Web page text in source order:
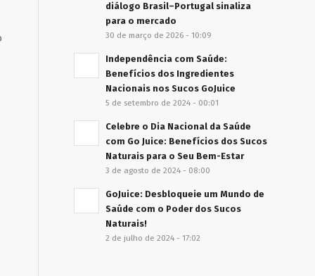
diálogo Brasil–Portugal sinaliza
para o mercado
30 de março de 2026 - 10:09
Independência com Saúde:
Benefícios dos Ingredientes
Nacionais nos Sucos GoJuice
5 de setembro de 2024 - 00:01
Celebre o Dia Nacional da Saúde
com Go Juice: Benefícios dos Sucos
Naturais para o Seu Bem-Estar
3 de agosto de 2024 - 08:00
GoJuice: Desbloqueie um Mundo de
Saúde com o Poder dos Sucos
Naturais!
2 de julho de 2024 - 17:02